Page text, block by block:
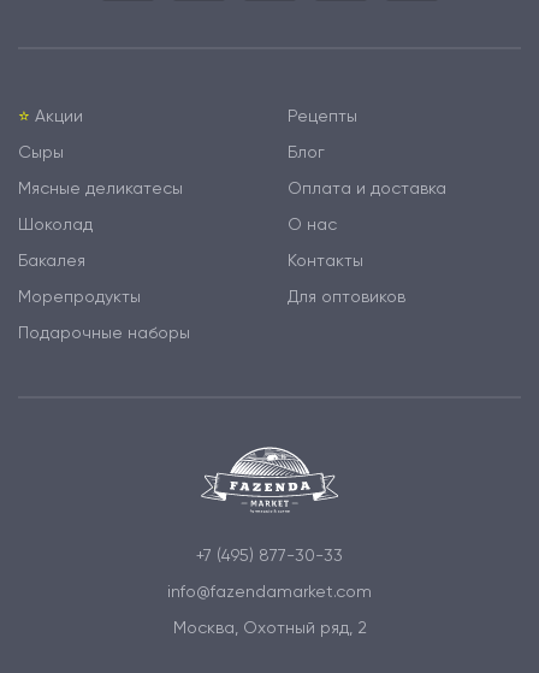
⭐️ Акции
Сыры
Мясные деликатесы
Шоколад
Бакалея
Морепродукты
Подарочные наборы
Рецепты
Блог
Оплата и доставка
О нас
Контакты
Для оптовиков
+7 (495) 877-30-33
info@fazendamarket.com
Москва, Охотный ряд, 2